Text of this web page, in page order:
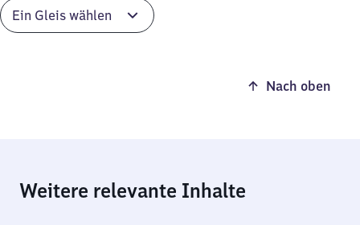
Nach oben
Weitere relevante Inhalte